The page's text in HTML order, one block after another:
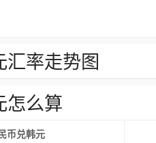
汇率走势图
怎么算
币兑韩元